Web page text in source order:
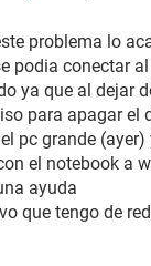
problema lo
podia conectar
ya que al dejar
para apagar el
pc grande
el notebook a
ayuda
que tengo de